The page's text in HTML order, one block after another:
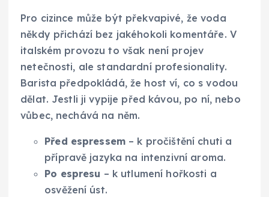
Pro cizince může být překvapivé, že voda
někdy přichází bez jakéhokoli komentáře. V
italském provozu to však není projev
netečnosti, ale standardní profesionality.
Barista předpokládá, že host ví, co s vodou
dělat. Jestli ji vypije před kávou, po ní, nebo
vůbec, nechává na něm.
Před espressem – k pročištění chuti a
přípravě jazyka na intenzivní aroma.
Po espresu – k utlumení hořkosti a
osvěžení úst.